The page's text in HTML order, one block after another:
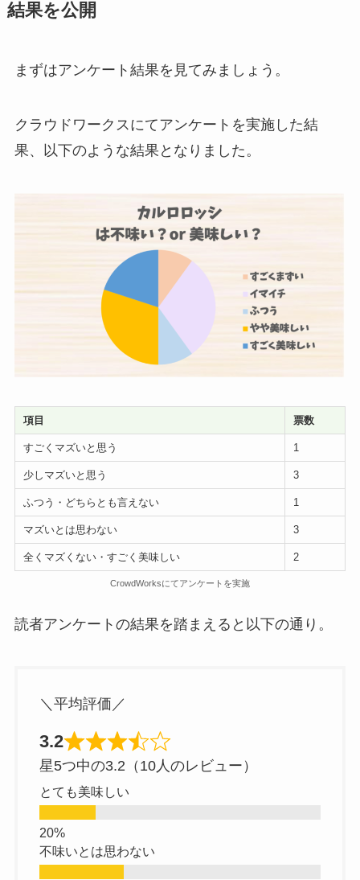
結果を公開
まずはアンケート結果を見てみましょう。
クラウドワークスにてアンケートを実施した結
果、以下のような結果となりました。
項目 票数
すごくマズいと思う 1
少しマズいと思う 3
ふつう・どちらとも言えない 1
マズいとは思わない 3
全くマズくない・すごく美味しい 2
CrowdWorksにてアンケートを実施
読者アンケートの結果を踏まえると以下の通り。
＼平均評価／
3.2
星5つ中の3.2（10人のレビュー）
とても美味しい
不味いとは思わない